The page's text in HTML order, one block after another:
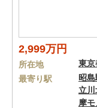
2,999万円
所在地 東京
最寄り駅
昭島
立川
摩